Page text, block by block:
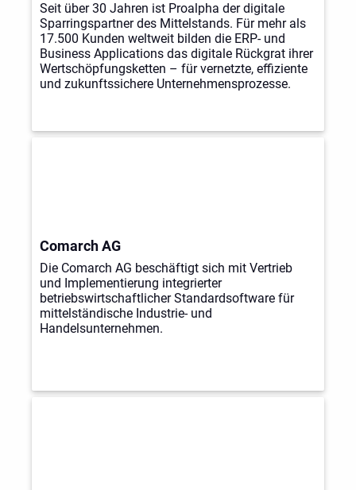
Seit über 30 Jahren ist Proalpha der digitale
Sparringspartner des Mittelstands. Für mehr als
17.500 Kunden weltweit bilden die ERP- und
Business Applications das digitale Rückgrat ihrer
Wertschöpfungsketten – für vernetzte, effiziente
und zukunftssichere Unternehmensprozesse.
Comarch AG
Die Comarch AG beschäftigt sich mit Vertrieb
und Implementierung integrierter
betriebswirtschaftlicher Standardsoftware für
mittelständische Industrie- und
Handelsunternehmen.